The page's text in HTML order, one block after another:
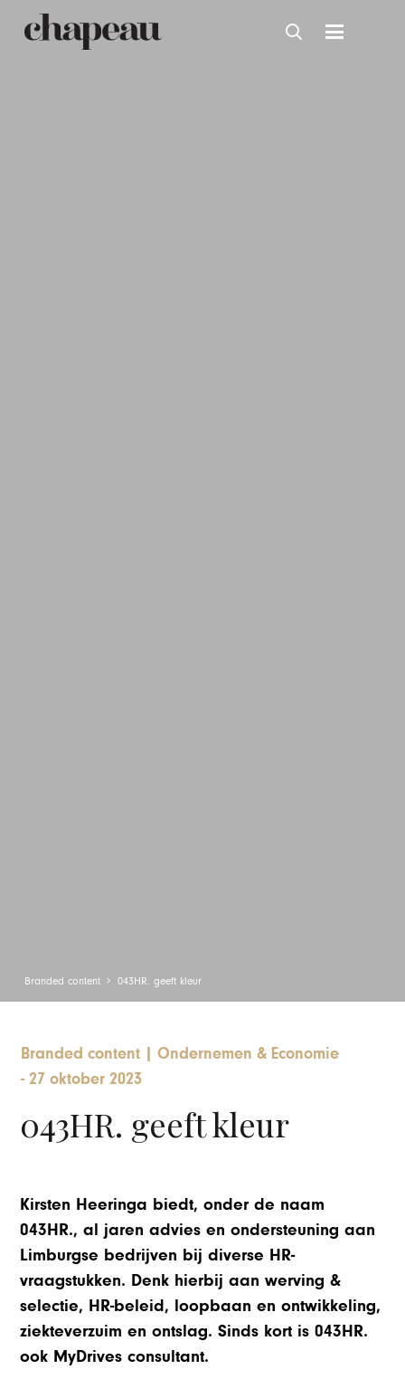
Branded content 043HR. geeft kleur
Branded content
Ondernemen & Economie
-27 oktober 2023
043HR. geeft kleur
Kirsten Heeringa biedt, onder de naam
043HR., al jaren advies en ondersteuning aan
Limburgse bedrijven bij diverse HR-
vraagstukken. Denk hierbij aan werving &
selectie, HR-beleid, loopbaan en ontwikkeling,
ziekteverzuim en ontslag. Sinds kort is 043HR.
ook MyDrives consultant.